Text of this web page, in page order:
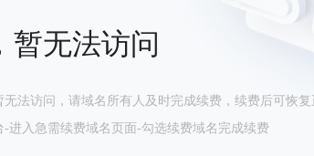
暂无法访问
法访问，请域名所有人及时完成续费，续费后可恢复
进入急需续费域名页面-勾选续费域名完成续费